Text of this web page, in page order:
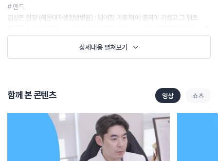
# 멘트
김상돈 원장 (해운대자생한방병원) : 넘어진 이후 턱에 충격이 가셨고 그 뒤로
오른쪽 귀에서 먹먹한 느낌이 지속되신다고 말씀을 주셨습니다 직접 진료를 보지
않아 정확한 진단은 어렵지만 말씀하신 증상을 보아서는 턱관절 장애로 보입니다
턱 주변에는 많은 근육과 신경들이 지나가는데, 위턱과 아래턱 사이에 움직임을
만들면서도 충격을 완충시키는 턱 디스크라는 물렁뼈가 있습니다 그 물렁뼈가
지속된다면 턱 디스크 여부에 대한 정밀검사를 해보시는 것이 좋겠습니다 턱관절
장애는 원인을 빨리 찾는 것이 필요합니다 턱은 얼굴과 머리까지 신경으로 이어져
있기 때문에 두통, 목덜미 통증, 어깨 결림이 함께 발생할 수 있고, 오래되면
안면비대칭으로 발전할 수도 있습니다 치료를 빨리 시작해야 하는 이유가 여기
있습니다 위치상 귓구멍과 매우 가깝게 위치해 있기 때문에 귀 부근의 통증이나
이명, 또는 말씀하신 먹먹하거나 불편한 느낌이 간헐적으로 나타날 수도 있습니다
치료는 우선 긴장된 턱 근육을 풀어줘서 턱관절 디스크 하중을 줄이고 턱 주변의
상세내용 펼쳐보기
함께 본 콘텐츠 영상 쇼츠